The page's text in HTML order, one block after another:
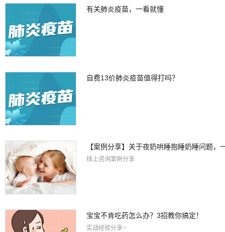
有关肺炎疫苗，一看就懂
自费13价肺炎疫苗值得打吗？
【案例分享】关于夜奶哄睡抱睡奶睡问题，
线上咨询案例分享
宝宝不肯吃药怎么办？3招教你搞定！
实战经验分享~